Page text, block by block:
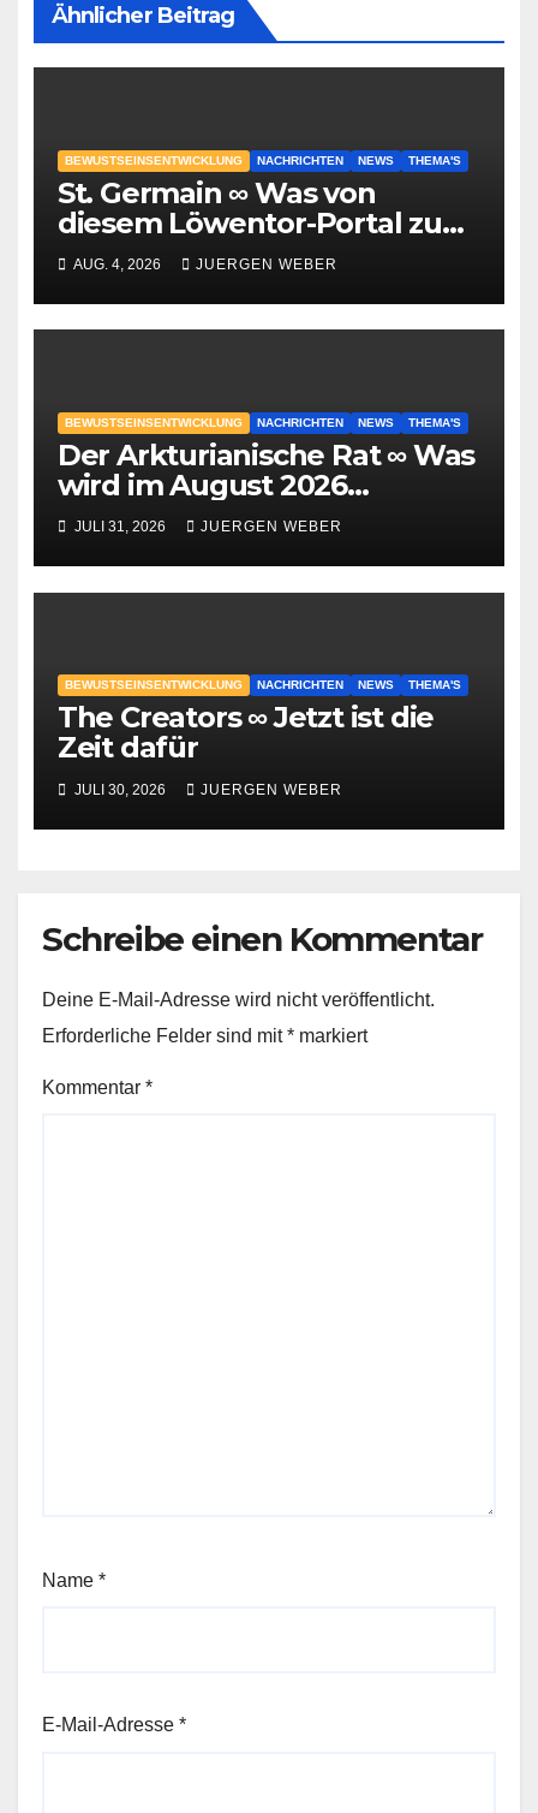
Ähnlicher Beitrag
BEWUSTSEINSENTWICKLUNG NACHRICHTEN NEWS THEMA'S
St. Germain ∞ Was von
diesem Löwentor-Portal zu
erwarten ist
AUG. 4, 2026 JUERGEN WEBER
BEWUSTSEINSENTWICKLUNG NACHRICHTEN NEWS THEMA'S
Der Arkturianische Rat ∞ Was
wird im August 2026
geschehen?
JULI 31, 2026 JUERGEN WEBER
BEWUSTSEINSENTWICKLUNG NACHRICHTEN NEWS THEMA'S
The Creators ∞ Jetzt ist die
Zeit dafür
JULI 30, 2026 JUERGEN WEBER
Schreibe einen Kommentar
Deine E-Mail-Adresse wird nicht veröffentlicht.
Erforderliche Felder sind mit* markiert
Kommentar *
Name *
E-Mail-Adresse *